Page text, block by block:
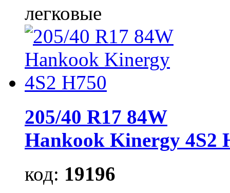
легковые
205/40 R17 84W
Hankook Kinergy 4S2
код: 19196